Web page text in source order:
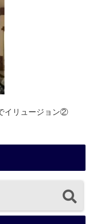
イリュージョン②